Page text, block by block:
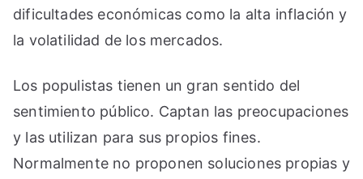
dificultades económicas como la alta inflación y
la volatilidad de los mercados.
Los populistas tienen un gran sentido del
sentimiento público. Captan las preocupaciones
y las utilizan para sus propios fines.
Normalmente no proponen soluciones propias y